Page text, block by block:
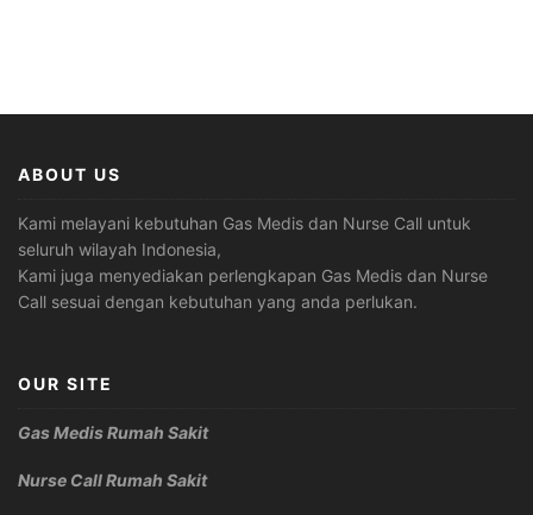
ABOUT US
Kami melayani kebutuhan Gas Medis dan Nurse Call untuk
seluruh wilayah Indonesia,
Kami juga menyediakan perlengkapan Gas Medis dan Nurse
Call sesuai dengan kebutuhan yang anda perlukan.
OUR SITE
Gas Medis Rumah Sakit
Nurse Call Rumah Sakit